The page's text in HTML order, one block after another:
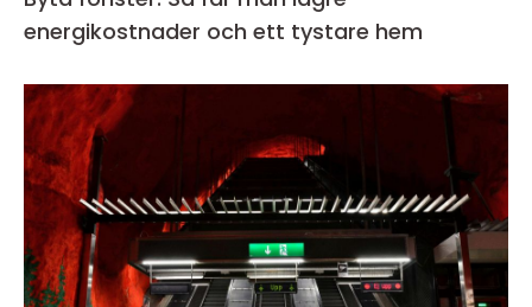
energikostnader och ett tystare hem